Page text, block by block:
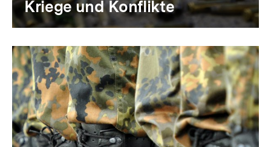
Kriege und Konflikte